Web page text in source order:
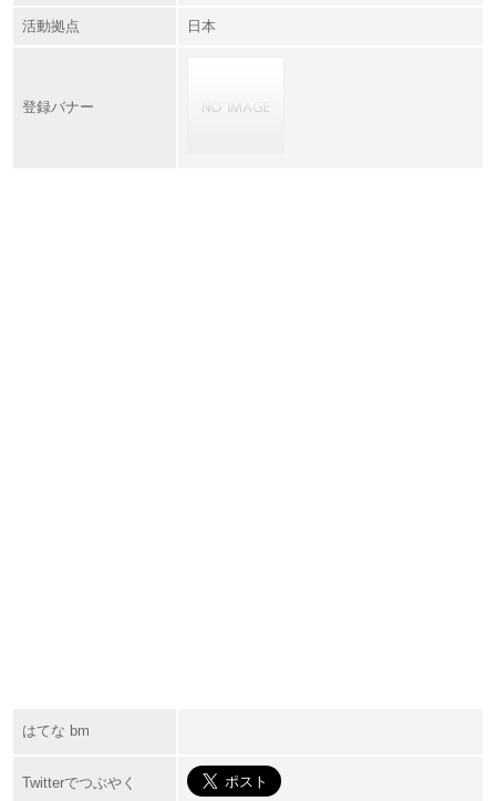
活動拠点 日本
登録バナー
はてな bm
Twitterでつぶやく